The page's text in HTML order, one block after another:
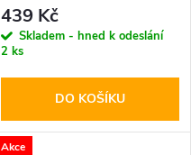
439 Kč
Skladem - hned k odeslání
2 ks
DO KOŠÍKU
Akce